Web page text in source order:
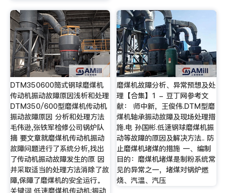
DTM350600筒式钢球磨煤机
传动机振动故障原因浅析和处理
DTM350/600型磨煤机传动机
振动故障原因 分析和处理方法
毛伟逊,张铁军检修公司锅炉队
摘 要文章就磨煤机传动机振动
故障问题进行了系统分析,找出
了传动机振动故障发生的原 因
并采取适当的处理方法消除了故
障,保障了磨煤机的安全运行。
磨煤机故障分析、异常预想及处
理【合集】1 - 豆丁网参考文
献： 师中新，王俊伟.DTM型磨
煤机轴承振动故障及现场处理措
施.电 孙国彬.低速钢球磨煤机振
动等故障的原因及解决方法.. 防
止磨煤机堵煤的措施 一、编制
目的：磨煤机堵煤是制粉系统常
见的异常之一，堵煤对锅炉燃
烧、汽温、汽压